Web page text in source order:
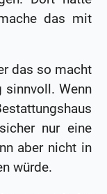
das mit
das so macht
sinnvoll. Wenn
nur eine
aber nicht in
würde.